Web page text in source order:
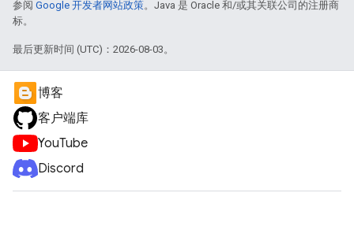
参阅 Google 开发者网站政策。Java 是 Oracle 和/或其关联公司的注册商
标。
最后更新时间 (UTC)：2026-08-03。
博客
客户端库
YouTube
Discord